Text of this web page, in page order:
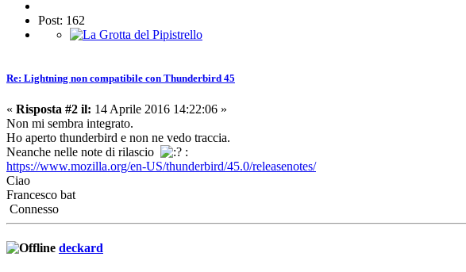
Post: 162
Re: Lightning non compatibile con Thunderbird 45
« Risposta #2 il: 14 Aprile 2016 14:22:06 »
Non mi sembra integrato.
Ho aperto thunderbird e non ne vedo traccia.
Neanche nelle note di rilascio
:
https://www.mozilla.org/en-US/thunderbird/45.0/releasenotes/
Ciao
Francesco bat
Connesso
deckard